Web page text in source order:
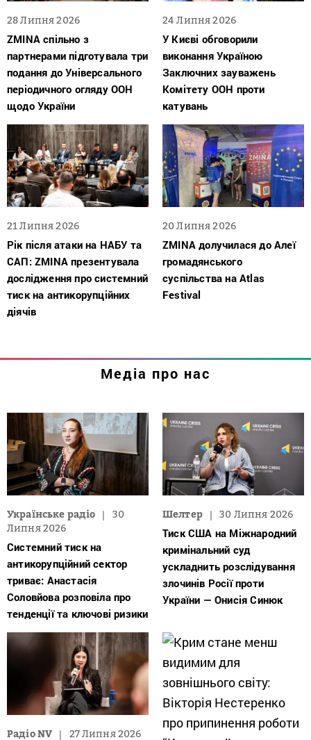
28 Липня 2026
ZMINA спільно з
партнерами підготувала три
подання до Універсального
періодичного огляду ООН
щодо України
24 Липня 2026
У Києві обговорили
виконання Україною
Заключних зауважень
Комітету ООН проти
катувань
21 Липня 2026
Рік після атаки на НАБУ та
САП: ZMINA презентувала
дослідження про системний
тиск на антикорупційних
діячів
20 Липня 2026
ZMINA долучилася до Алеї
громадянського
суспільства на Atlas
Festival
Медіа про нас
Українське радіо
30
Липня 2026
Системний тиск на
антикорупційний сектор
триває: Анастасія
Соловйова розповіла про
тенденції та ключові ризики
Шелтер 30 Липня 2026
Тиск США на Міжнародний
кримінальний суд
ускладнить розслідування
злочинів Росії проти
України — Онисія Синюк
Радіо NV 27 Липня 2026